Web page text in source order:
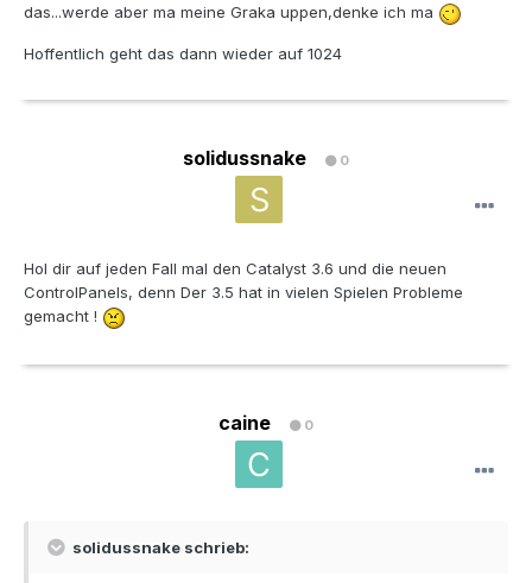
das...werde aber ma meine Graka uppen,denke ich ma
Hoffentlich geht das dann wieder auf 1024
solidussnake 0
Hol dir auf jeden Fall mal den Catalyst 3.6 und die neuen
ControlPanels, denn Der 3.5 hat in vielen Spielen Probleme
gemacht !
caine 0
solidussnake schrieb: